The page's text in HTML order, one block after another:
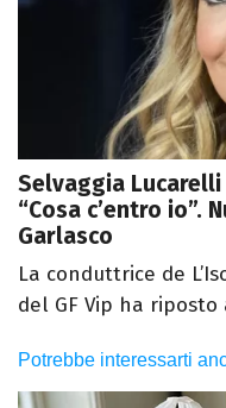
Selvaggia
“Cosa c’entro io”.
Garlasco
La conduttrice de
del GF Vip ha riposto